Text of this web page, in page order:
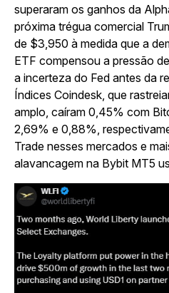
superaram os ganhos da
próxima trégua comercial
de $3,950 à medida que a
ETF compensou a pressão
a incerteza do Fed antes da
Índices Coindesk, que
amplo, caíram 0,45% com
2,69% e 0,88%,
Trade nesses mercados e
alavancagem na Bybit MT5